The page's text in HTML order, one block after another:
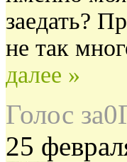
заедать?
не так
далее »
Голос за0
25